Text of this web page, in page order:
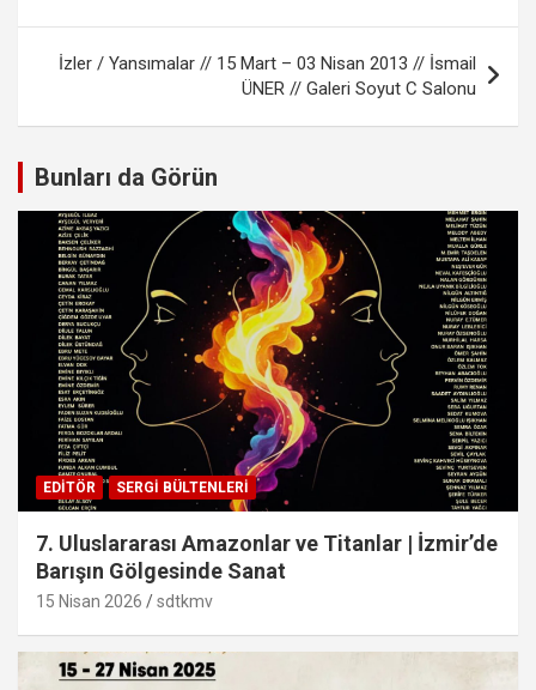
İzler / Yansımalar // 15 Mart – 03 Nisan 2013 // İsmail
ÜNER // Galeri Soyut C Salonu
Bunları da Görün
EDITÖR SERGI BÜLTENLERI
7. Uluslararası Amazonlar ve Titanlar | İzmir’de
Barışın Gölgesinde Sanat
15 Nisan 2026 sdtkmv